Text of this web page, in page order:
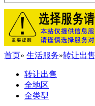
首页» 生活服务»转让出售
转让出售
全地区
全类型